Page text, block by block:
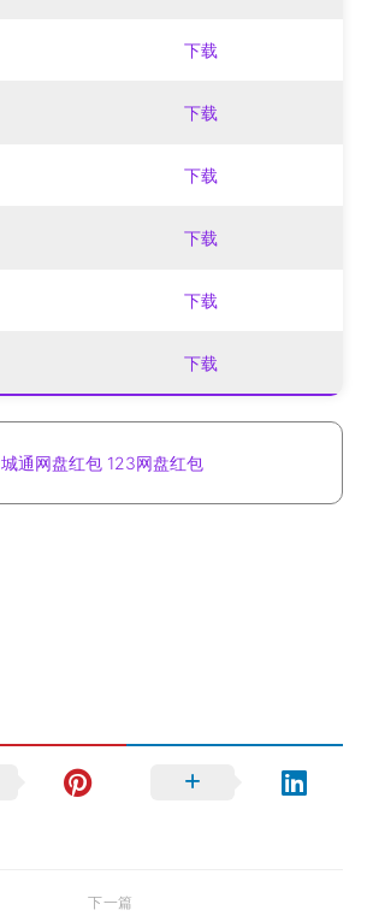
下载
下载
下载
下载
下载
下载
城通网盘红包 123网盘红包
下一篇